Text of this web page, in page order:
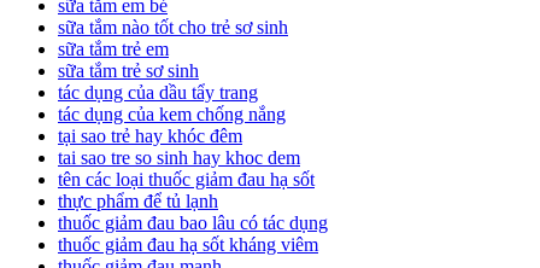
sữa tắm em bé
sữa tắm nào tốt cho trẻ sơ sinh
sữa tắm trẻ em
sữa tắm trẻ sơ sinh
tác dụng của dầu tẩy trang
tác dụng của kem chống nắng
tại sao trẻ hay khóc đêm
tai sao tre so sinh hay khoc dem
tên các loại thuốc giảm đau hạ sốt
thực phẩm để tủ lạnh
thuốc giảm đau bao lâu có tác dụng
thuốc giảm đau hạ sốt kháng viêm